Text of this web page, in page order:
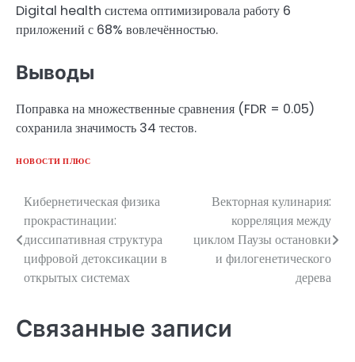
Digital health система оптимизировала работу 6
приложений с 68% вовлечённостью.
Выводы
Поправка на множественные сравнения (FDR = 0.05)
сохранила значимость 34 тестов.
НОВОСТИ ПЛЮС
Навигация
по
записям
Кибернетическая физика
прокрастинации:
диссипативная структура
цифровой детоксикации в
открытых системах
Векторная кулинария:
корреляция между
циклом Паузы остановки
и филогенетического
дерева
Связанные записи